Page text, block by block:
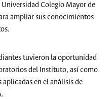
Colegio Mayor de
ampliar sus conocimientos
tuvieron la oportunidad
del Instituto, así como
en el análisis de